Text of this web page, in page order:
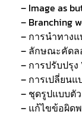
– Image as
– Branching
– การนำทาง
– ลักษณะคัดล
– การปรับปรุง
– การเปลี่ยน
– ชุดรูปแบบตั
– แก้ไขข้อผิด